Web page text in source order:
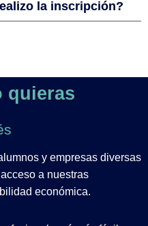
la inscripción?
quieras
y empresas diversas
a nuestras
económica.